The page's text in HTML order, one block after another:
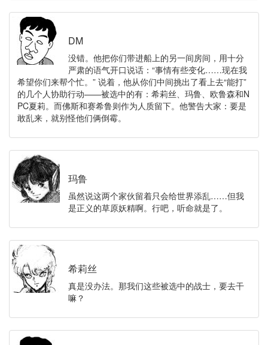
DM
没错。他把你们带进船上的另一间房间，用十分
严肃的语气开口说话：“事情有些变化……现在我
希望你们来帮个忙。” 说着，他从你们中间挑出了看上去“能打”
的几个人协助行动——被选中的有：希莉丝、玛鲁、欧鲁森和N
PC夏莉。而佛斯和赛希鲁则作为人质留下。他警告大家：要是
敢乱来，就别怪他们俩倒霉。
玛鲁
虽然说这两个家伙留着只会给世界添乱……但我
是正义的草原妖精啊。行吧，听命就是了。
希莉丝
真是没办法。那我们这些被选中的战士，要去干
嘛？